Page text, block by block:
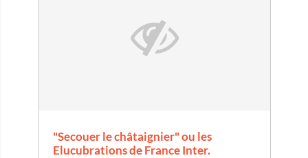
"Secouer le châtaignier" ou les
Elucubrations de France Inter.